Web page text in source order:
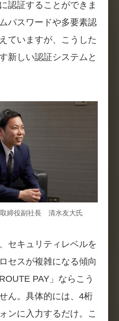
認証することができま
パスワードや多要素認
ていますが、こうした
新しい認証システムと
締役副社長 清水友大氏
セキュリティレベルを
セスが複雑になる傾向
PAY」ならこう
ん。具体的には、4桁
ンに入力するだけ。こ